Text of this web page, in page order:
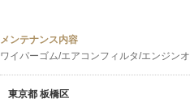
メンテナンス内容
ワイパーゴム/エアコンフィルタ/エンジン
東京都 板橋区